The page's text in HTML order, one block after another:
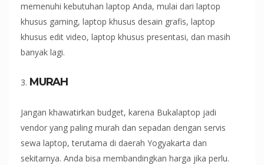
memenuhi kebutuhan laptop Anda, mulai dari laptop
khusus gaming, laptop khusus desain grafis, laptop
khusus edit video, laptop khusus presentasi, dan masih
banyak lagi.
MURAH
Jangan khawatirkan budget, karena Bukalaptop jadi
vendor yang paling murah dan sepadan dengan servis
sewa laptop, terutama di daerah Yogyakarta dan
sekitarnya. Anda bisa membandingkan harga jika perlu.